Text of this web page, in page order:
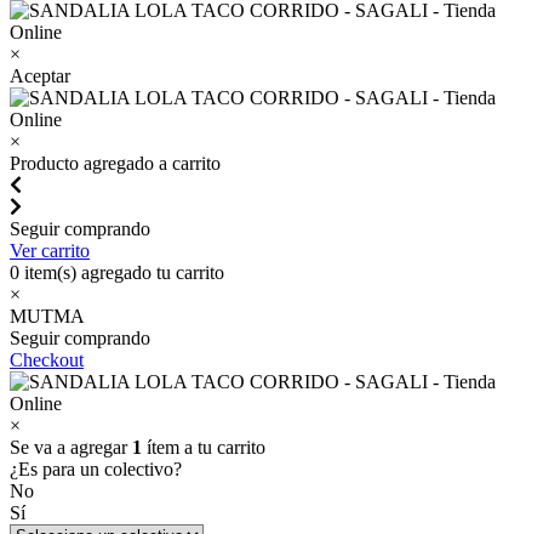
×
Aceptar
×
Producto agregado a carrito
Seguir comprando
Ver carrito
0 item(s) agregado tu carrito
×
MUTMA
Seguir comprando
Checkout
×
Se va a agregar 1 ítem a tu carrito
¿Es para un colectivo?
No
Sí